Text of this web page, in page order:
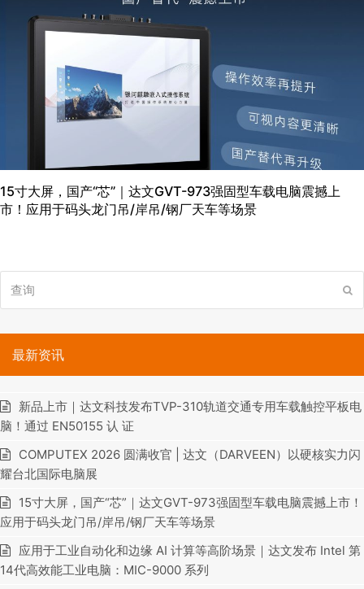
15寸大屏，国产“芯”｜达文GVT-973强固型车载电脑震撼上
市！应用于码头龙门吊/岸吊/钢厂天车等场景
询
最新资讯
新品上市｜达文科技发布TVP-310轨道交通专用车载触控平板电
脑！通过 EN50155 认 证
COMPUTEX 2026 圆满收官 | 达文（DARVEEN）以硬核实力闪
耀台北国际电脑展
15寸大屏，国产“芯”｜达文GVT-973强固型车载电脑震撼上市！
应用于码头龙门吊/岸吊/钢厂天车等场景
应用于工业自动化和边缘 AI 计算等高阶场景｜达文发布 Intel 第
14代高效能工业电脑：MIC-9000 系列